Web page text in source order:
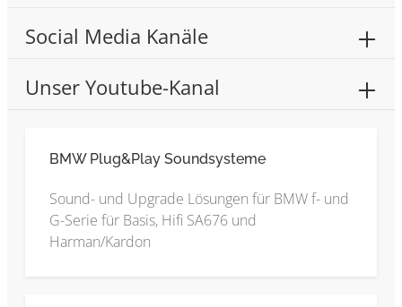
Social Media Kanäle
Unser Youtube-Kanal
BMW Plug&Play Soundsysteme
Sound- und Upgrade Lösungen für BMW f- und
G-Serie für Basis, Hifi SA676 und
Harman/Kardon